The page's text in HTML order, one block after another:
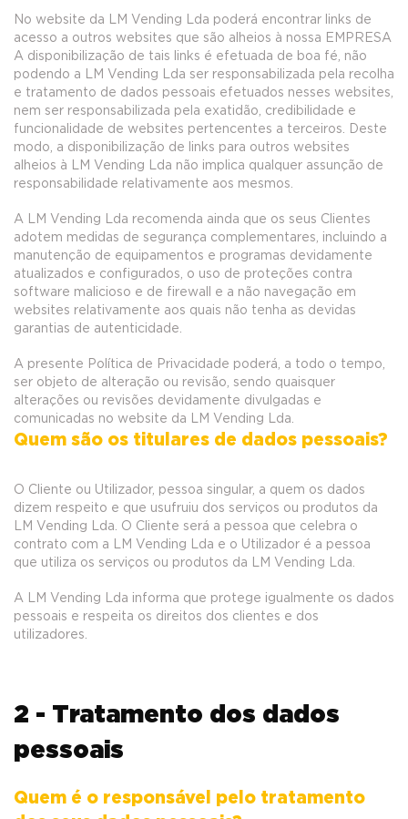
No website da LM Vending Lda poderá encontrar links de
acesso a outros websites que são alheios à nossa EMPRESA
A disponibilização de tais links é efetuada de boa fé, não
podendo a LM Vending Lda ser responsabilizada pela recolha
e tratamento de dados pessoais efetuados nesses websites,
nem ser responsabilizada pela exatidão, credibilidade e
funcionalidade de websites pertencentes a terceiros. Deste
modo, a disponibilização de links para outros websites
alheios à LM Vending Lda não implica qualquer assunção de
responsabilidade relativamente aos mesmos.
A LM Vending Lda recomenda ainda que os seus Clientes
adotem medidas de segurança complementares, incluindo a
manutenção de equipamentos e programas devidamente
atualizados e configurados, o uso de proteções contra
software malicioso e de firewall e a não navegação em
websites relativamente aos quais não tenha as devidas
garantias de autenticidade.
A presente Política de Privacidade poderá, a todo o tempo,
ser objeto de alteração ou revisão, sendo quaisquer
alterações ou revisões devidamente divulgadas e
comunicadas no website da LM Vending Lda.
Quem são os titulares de dados pessoais?
O Cliente ou Utilizador, pessoa singular, a quem os dados
dizem respeito e que usufruiu dos serviços ou produtos da
LM Vending Lda. O Cliente será a pessoa que celebra o
contrato com a LM Vending Lda e o Utilizador é a pessoa
que utiliza os serviços ou produtos da LM Vending Lda.
A LM Vending Lda informa que protege igualmente os dados
pessoais e respeita os direitos dos clientes e dos
utilizadores.
2 - Tratamento dos dados
pessoais
Quem é o responsável pelo tratamento